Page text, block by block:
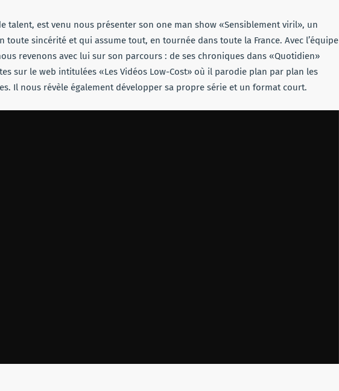
augmenter
talent, est venu nous présenter son one man show «Sensiblement viril», un
toute sincérité et qui assume tout, en tournée dans toute la France. Avec l’équipe
revenons avec lui sur son parcours : de ses chroniques dans «Quotidien»
sur le web intitulées «Les Vidéos Low-Cost» où il parodie plan par plan les
Il nous révèle également développer sa propre série et un format court.